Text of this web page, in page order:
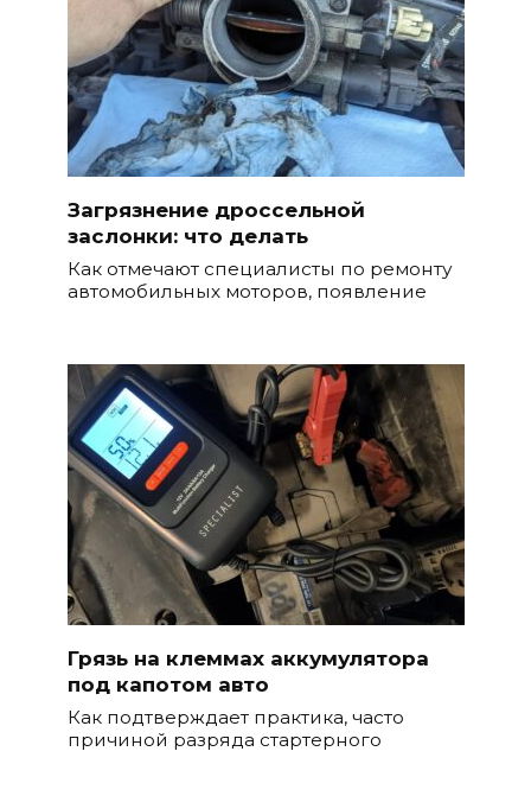
Загрязнение дроссельной
заслонки: что делать
Как отмечают специалисты по ремонту
автомобильных моторов, появление
Грязь на клеммах аккумулятора
под капотом авто
Как подтверждает практика, часто
причиной разряда стартерного